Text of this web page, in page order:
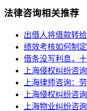
法律咨询相关推荐
出借人将借款转
绩效考核如何制
借条没写利息，
上海侵权纠纷咨
上海律师咨询：
上海侵权纠纷咨
上海物业纠纷咨